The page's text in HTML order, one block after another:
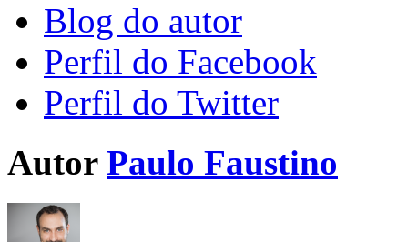
Blog do autor
Perfil do Facebook
Perfil do Twitter
Autor Paulo Faustino